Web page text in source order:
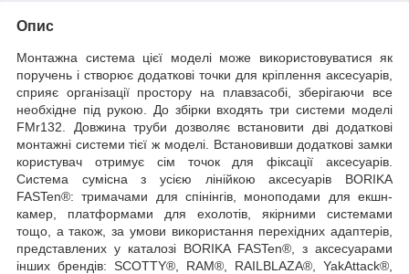
Опис
Монтажна система цієї моделі може використовуватися як
поручень і створює додаткові точки для кріплення аксесуарів,
сприяє організації простору на плавзасобі, зберігаючи все
необхідне під рукою. До збірки входять три системи моделі
FMr132. Довжина труби дозволяє встановити дві додаткові
монтажні системи тієї ж моделі. Встановивши додаткові замки
користувач отримує сім точок для фіксації аксесуарів.
Система сумісна з усією лінійкою аксесуарів BORIKA
FASTen®: тримачами для спінінгів, моноподами для екшн-
камер, платформами для ехолотів, якірними системами
тощо, а також, за умови використання перехідних адаптерів,
представлених у каталозі BORIKA FASTen®, з аксесуарами
інших брендів: SCOTTY®, RAM®, RAILBLAZA®, YakAttack®,